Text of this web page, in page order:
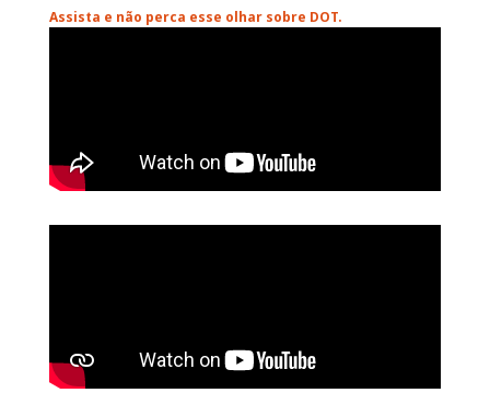
Assista e não perca esse olhar sobre DOT.